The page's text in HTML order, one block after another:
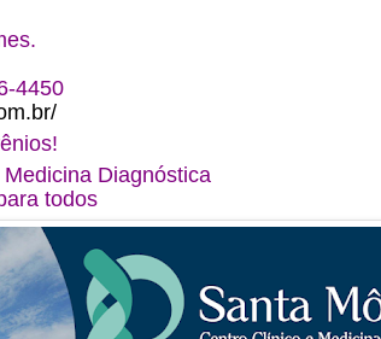
4450
Diagnóstica
todos